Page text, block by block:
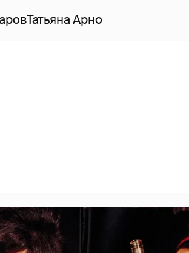
Татьяна Арно